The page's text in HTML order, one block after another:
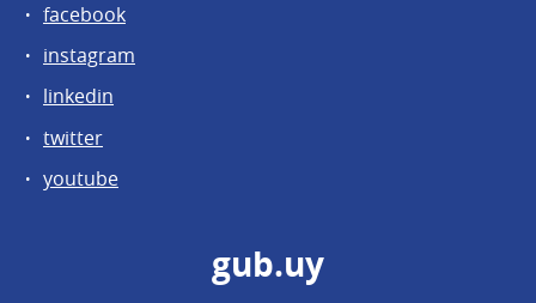
facebook
instagram
linkedin
twitter
youtube
gub.uy